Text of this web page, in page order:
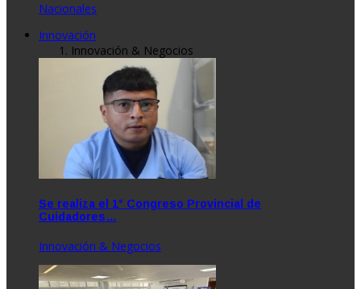
Nacionales
Innovación
Innovación & Negocios
Se realiza el 1° Congreso Provincial de
Cuidadores…
Innovación & Negocios